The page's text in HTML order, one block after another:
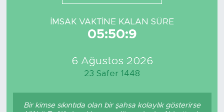
İMSAK VAKTINE KALAN SÜRE
05:50:9
6 Ağustos 2026
23 Safer 1448
Bir kimse sıkıntıda olan bir şahsa kolaylık gösterirse